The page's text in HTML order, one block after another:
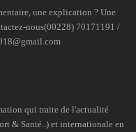
une explication ? Une
nous(00228) 70171191 /
qui traite de l'actualité
& Santé..) et internationale en